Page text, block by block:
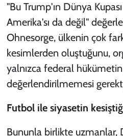
"Bu Trump'ın Dünya
Amerika'sı da değil"
Ohnesorge, ülkenin çok
kesimlerden oluştuğunu,
yalnızca federal
değerlendirilmemesi
Futbol ile siyasetin
Bununla birlikte uzmanlar,